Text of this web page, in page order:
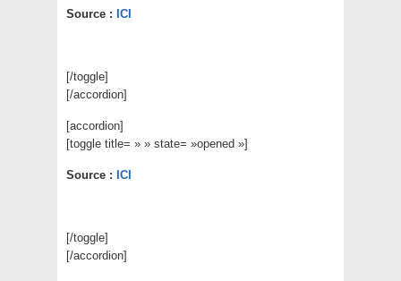
Source : ICI
[/toggle]
[/accordion]
[accordion]
[toggle title= » » state= »opened »]
Source : ICI
[/toggle]
[/accordion]